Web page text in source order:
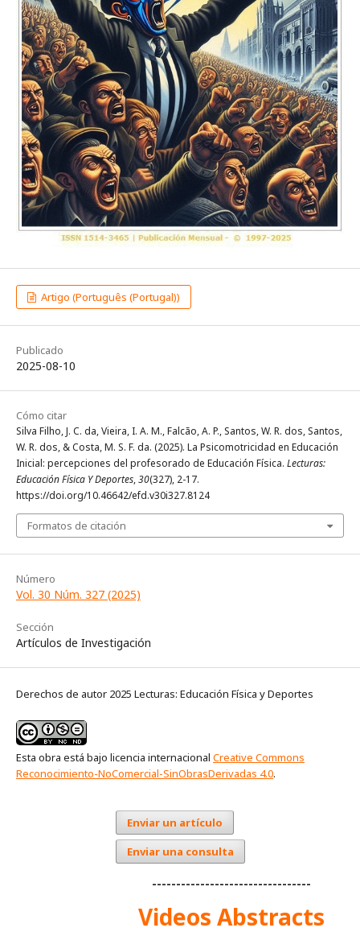
Artigo (Português (Portugal))
Publicado
2025-08-10
Cómo citar
Silva Filho, J. C. da, Vieira, I. A. M., Falcão, A. P., Santos, W. R. dos, Santos,
W. R. dos, & Costa, M. S. F. da. (2025). La Psicomotricidad en Educación
Inicial: percepciones del profesorado de Educación Física. Lecturas:
Educación Física Y Deportes,30(327), 2-17.
https://doi.org/10.46642/efd.v30i327.8124
Formatos de citación
Número
Vol. 30 Núm. 327 (2025)
Sección
Artículos de Investigación
Derechos de autor 2025 Lecturas: Educación Física y Deportes
Esta obra está bajo licencia internacional Creative Commons
Reconocimiento-NoComercial-SinObrasDerivadas 4.0.
Enviar un artículo
Enviar una consulta
---------------------------------
Videos Abstracts